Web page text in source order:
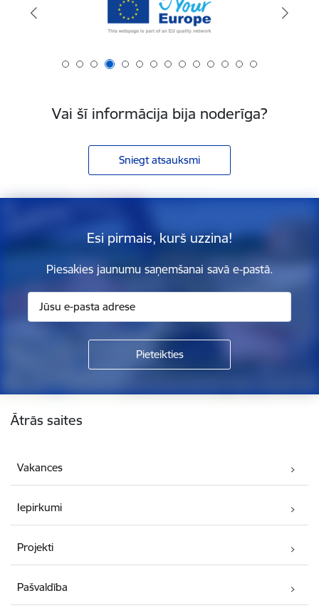
Vai šī informācija bija noderīga?
Sniegt atsauksmi
Esi pirmais, kurš uzzina!
Piesakies jaunumu saņemšanai savā e-pastā.
Ātrās saites
Vakances
Iepirkumi
Projekti
Pašvaldība